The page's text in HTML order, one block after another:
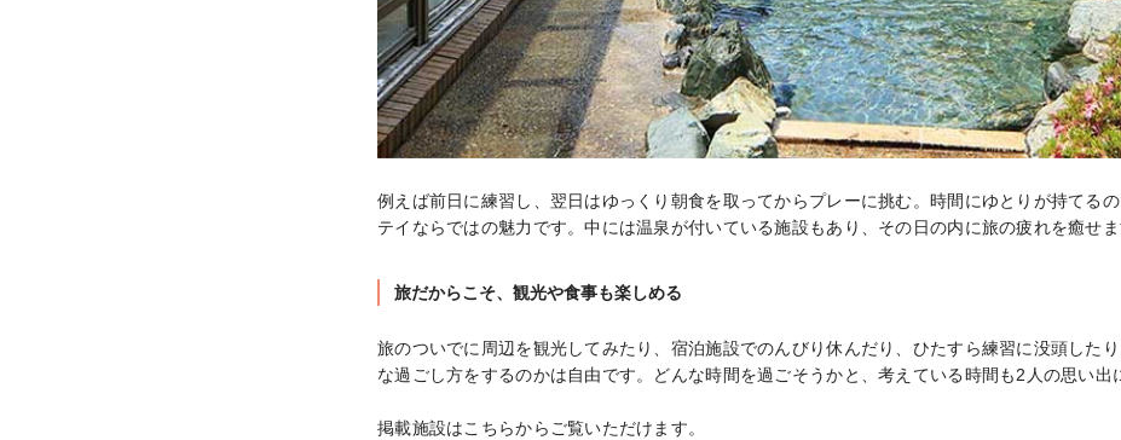
例えば前日に練習し、翌日はゆっくり朝食を取ってからプレーに挑む。時間にゆとりが持てる
テイならではの魅力です。中には温泉が付いている施設もあり、その日の内に旅の疲れを癒せま
旅だからこそ、観光や食事も楽しめる
旅のついでに周辺を観光してみたり、宿泊施設でのんびり休んだり、ひたすら練習に没頭した
な過ごし方をするのかは自由です。どんな時間を過ごそうかと、考えている時間も2人の思い出